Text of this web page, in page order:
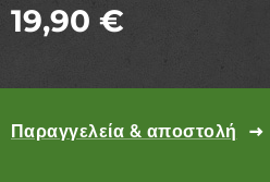
19,90 €
Παραγγελεία & αποστολή